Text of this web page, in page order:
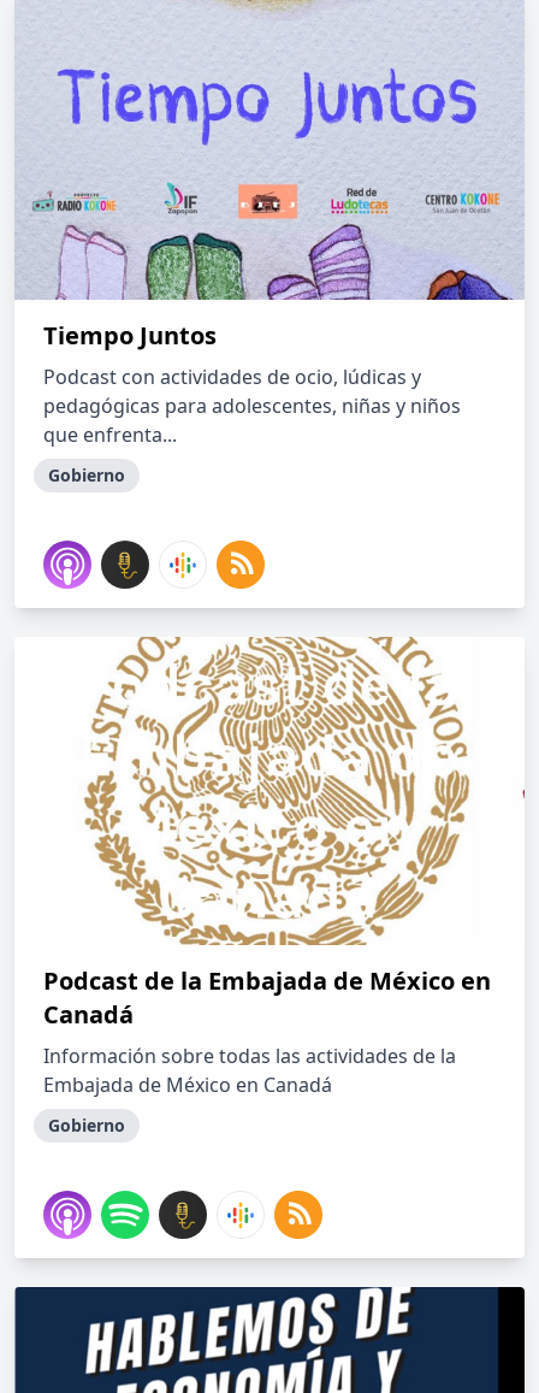
Tiempo Juntos
Podcast con actividades de ocio, lúdicas y
pedagógicas para adolescentes, niñas y niños
que enfrenta...
Gobierno
Podcast de la Embajada de México en
Canadá
Información sobre todas las actividades de la
Embajada de México en Canadá
Gobierno